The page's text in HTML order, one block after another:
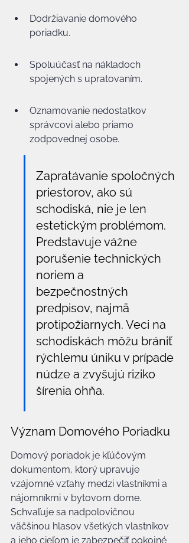
Dodržiavanie domového
poriadku.
Spoluúčasť na nákladoch
spojených s upratovaním.
Oznamovanie nedostatkov
správcovi alebo priamo
zodpovednej osobe.
Zapratávanie spoločných
priestorov, ako sú
schodiská, nie je len
estetickým problémom.
Predstavuje vážne
porušenie technických
noriem a
bezpečnostných
predpisov, najmä
protipožiarnych. Veci na
schodiskách môžu brániť
rýchlemu úniku v prípade
núdze a zvyšujú riziko
šírenia ohňa.
Význam Domového Poriadku
Domový poriadok je kľúčovým
dokumentom, ktorý upravuje
vzájomné vzťahy medzi vlastníkmi a
nájomníkmi v bytovom dome.
Schvaľuje sa nadpolovičnou
väčšinou hlasov všetkých vlastníkov
a jeho cieľom je zabezpečiť pokojné